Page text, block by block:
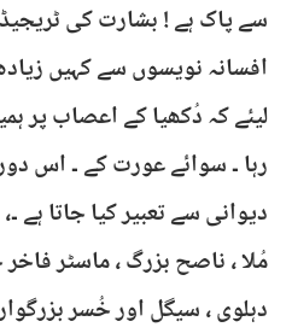
سے پاک ہے ! بشارت کی
افسانہ نویسوں سے کہیں
لیئے کہ دُکھیا کے اعصاب پر
رہا ۔ سوائے عورت کے ۔ اس
دیوانی سے تعبیر کیا جاتا ہے
مُلا ، ناصح بزرگ ، ماسٹر
دہلوی ، سیگل اور خُسر